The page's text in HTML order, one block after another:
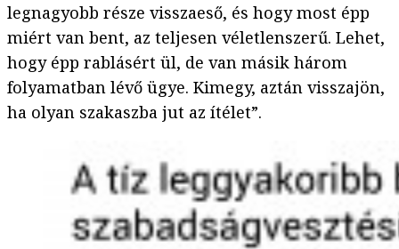
legnagyobb része visszaeső, és hogy most épp
miért van bent, az teljesen véletlenszerű. Lehet,
hogy épp rablásért ül, de van másik három
folyamatban lévő ügye. Kimegy, aztán visszajön,
ha olyan szakaszba jut az ítélet”.